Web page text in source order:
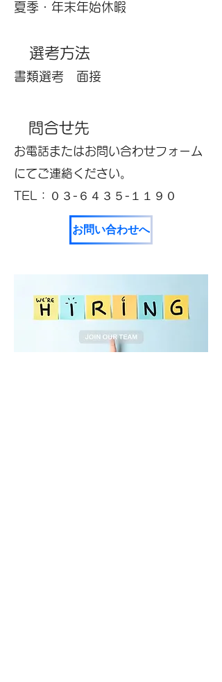
夏季・年末年始休暇
選考方法
書類選考 面接
問合せ先
​お電話またはお問い合わせフォーム
にて​ご連絡ください。
TEL：０３-６４３５-１１９０
お問い合わせへ